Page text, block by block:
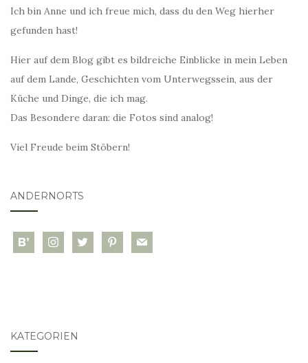
Ich bin Anne und ich freue mich, dass du den Weg hierher
gefunden hast!
Hier auf dem Blog gibt es bildreiche Einblicke in mein Leben
auf dem Lande, Geschichten vom Unterwegssein, aus der
Küche und Dinge, die ich mag.
Das Besondere daran: die Fotos sind analog!
Viel Freude beim Stöbern!
ANDERNORTS
bloglovininstagramtwitter pinterest
mail
KATEGORIEN